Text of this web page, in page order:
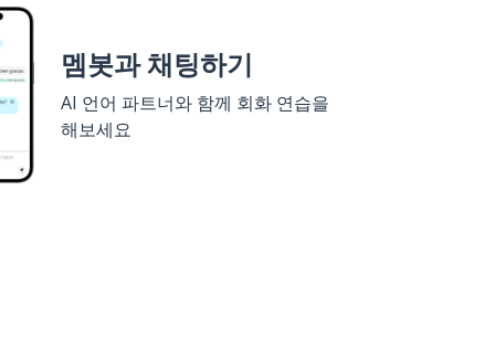
멤봇과 채팅하기
AI 언어 파트너와 함께 회화 연습을
해보세요